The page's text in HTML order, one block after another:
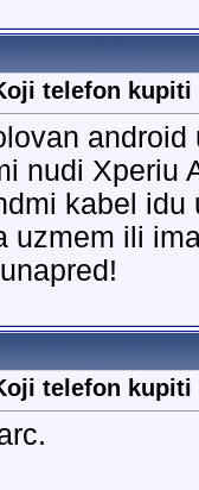
telefon kupiti
android
nudi Xperiu
kabel idu
uzmem ili
telefon kupiti